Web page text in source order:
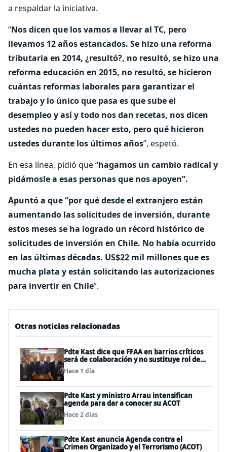
a respaldar la iniciativa.
“Nos dicen que los vamos a llevar al TC, pero
llevamos 12 años estancados. Se hizo una reforma
tributaria en 2014, ¿resultó?, no resultó, se hizo una
reforma educación en 2015, no resultó, se hicieron
cuántas reformas laborales para garantizar el
trabajo y lo único que pasa es que sube el
desempleo y así y todo nos dan recetas, nos dicen
ustedes no pueden hacer esto, pero qué hicieron
ustedes durante los últimos años”, espetó.
En esa línea, pidió que “hagamos un cambio radical y
pidámosle a esas personas que nos apoyen”.
Apuntó a que “por qué desde el extranjero están
aumentando las solicitudes de inversión, durante
estos meses se ha logrado un récord histórico de
solicitudes de inversión en Chile. No había ocurrido
en las últimas décadas. US$22 mil millones que es
mucha plata y están solicitando las autorizaciones
para invertir en Chile”.
Otras noticias relacionadas
Pdte Kast dice que FFAA en barrios críticos
será de colaboración y no sustituye rol de
policías en control del orden público
Hace 1 día
Pdte Kast y ministro Arrau intensifican
agenda para dar a conocer su ACOT
Hace 2 días
Pdte Kast anuncia Agenda contra el
Crimen Organizado y el Terrorismo (ACOT)